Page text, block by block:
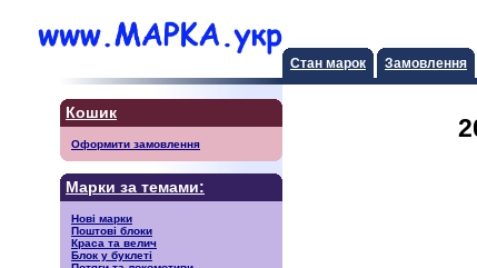
Стан марок Замовлення
Кошик
Оформити замовлення
Марки за темами:
Нові марки
Поштові блоки
Краса та велич
Блок у буклеті